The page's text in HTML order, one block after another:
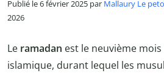
Publié le 6 février 2025 par Mallaury Le
2026
Le ramadan est le neuvième
islamique, durant lequel les